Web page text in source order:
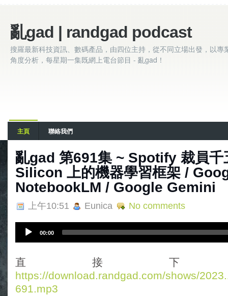
亂gad | randgad podcast
搜羅最新科技資訊、數碼產品，由四位主持，從不同立場出發，以專
角度分析，每星期一集既網上電台節目 - 亂gad！
主頁 聯絡我們
亂‌‌‌gad‌‌‌ ‌‌‌‌‌第‌‌‌691集 ~ Spotify 裁員
Silicon 上的機器學習框架 /
NotebookLM / Google Gemini
上午10:51 Eunica No comments
i
o
P
l
00:00
直接
https://download.randgad.com/shows/
691.mp3